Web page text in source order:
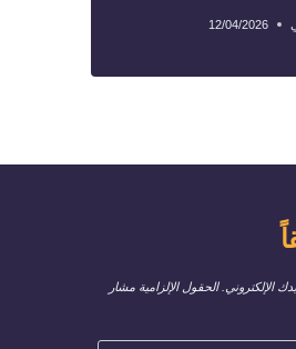
12/04/2026
الإلكتروني. الحقول الإلزامية مشار